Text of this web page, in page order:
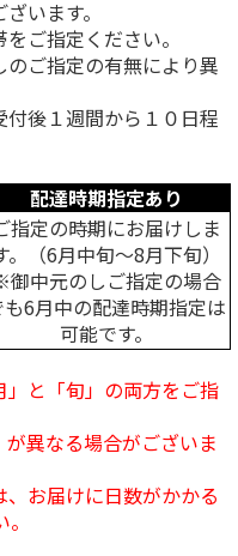
中元＞ななこ
4.5（2）
円
＜お中元＞
夏
3,240円
います。
ご指定ください。
ご指定の有無により異
付後１週間から１０日程
配達時期指定あり
指定の時期にお届けしま
。（6月中旬～8月下旬）
御中元のしご指定の場合
も6月中の配達時期指定は
可能です。
と「旬」の両方をご指
異なる場合がございま
お届けに日数がかかる
。